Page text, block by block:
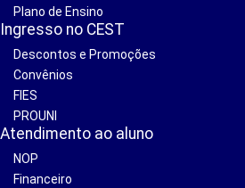
Plano de Ensino
Ingresso no CEST
Descontos e Promoções
Convênios
FIES
PROUNI
Atendimento ao aluno
NOP
Financeiro